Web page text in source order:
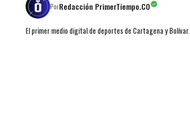
PorRedacción PrimerTiempo.CO
El primer medio digital de deportes de Cartagena y Bolívar.